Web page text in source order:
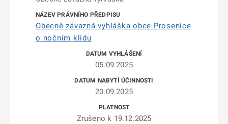
Obecně závazná vyhláška obce Prosenice
o nočním klidu
05.09.2025
20.09.2025
Zrušeno k 19.12.2025